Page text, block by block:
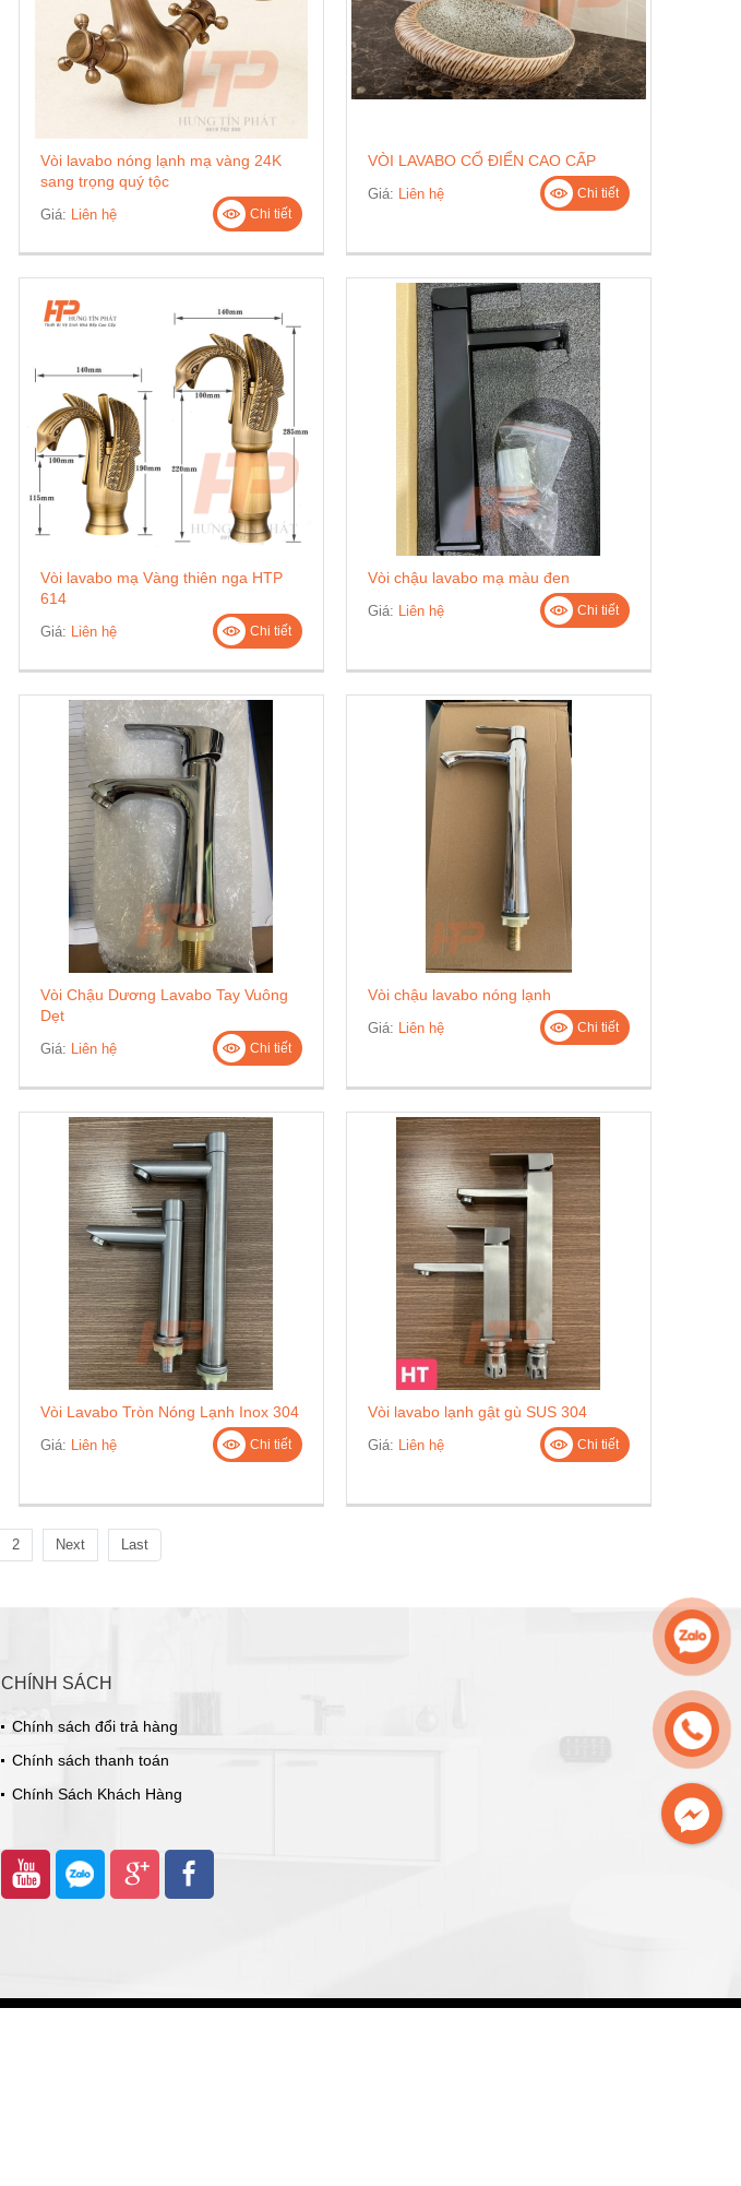
Vòi lavabo nóng lạnh mạ vàng 24K
sang trọng quý tộc
Giá: Liên hệ Chi tiết
VÒI LAVABO CỔ ĐIỂN CAO CẤP
Giá: Liên hệ Chi tiết
Vòi lavabo mạ Vàng thiên nga HTP
614
Giá: Liên hệ Chi tiết
Vòi chậu lavabo mạ màu đen
Giá: Liên hệ Chi tiết
Vòi Chậu Dương Lavabo Tay Vuông
Dẹt
Giá: Liên hệ Chi tiết
Vòi chậu lavabo nóng lạnh
Giá: Liên hệ Chi tiết
Vòi Lavabo Tròn Nóng Lạnh Inox 304
Giá: Liên hệ Chi tiết
Vòi lavabo lạnh gật gù SUS 304
Giá: Liên hệ Chi tiết
2 Next Last
CHÍNH SÁCH
Chính sách đổi trả hàng
Chính sách thanh toán
Chính Sách Khách Hàng